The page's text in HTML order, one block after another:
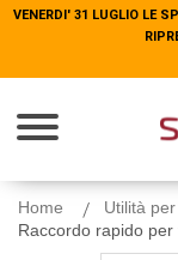
VENERDI' 31 LUGLIO LE
Home
Utilità
Raccordo rapido
VENERDI' 31 LUGLIO LE